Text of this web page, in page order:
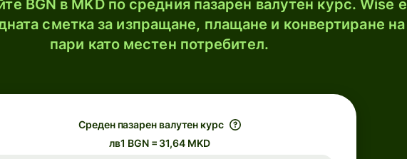
BGN в MKD по средния пазарен валутен курс. Wise е
сметка за изпращане, плащане и конвертиране на
пари като местен потребител.
Среден пазарен валутен курс
лв1 BGN = 31,64 MKD